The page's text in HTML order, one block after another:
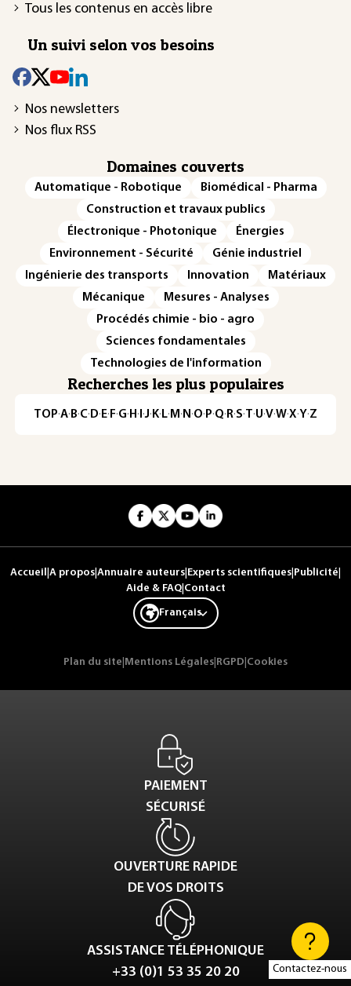
Contactez-nous
Tous les contenus en accès libre
Un suivi selon vos besoins
Nos newsletters
Nos flux RSS
Domaines couverts
Automatique - Robotique
Biomédical - Pharma
Construction et travaux publics
Électronique - Photonique
Énergies
Environnement - Sécurité
Génie industriel
Ingénierie des transports
Innovation
Matériaux
Mécanique
Mesures - Analyses
Procédés chimie - bio - agro
Sciences fondamentales
Technologies de l'information
Recherches les plus populaires
TOP·A·B·C· D· E· F·G· H · ·J· K· L· M · N ·O· P·Q· R·S·T·U·V·W·X·Y·Z
Accueil A propos Annuaire auteurs Experts scientifiques Publicité
Aide & FAQ| Contact
Français
Plan du site Mentions Légales RGPD Cookies
PAIEMENT
SÉCURISÉ
OUVERTURE RAPIDE
DE VOS DROITS
ASSISTANCE TÉLÉPHONIQUE
+33 (0)1 53 35 20 20